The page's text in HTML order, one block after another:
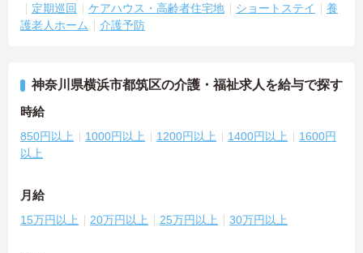
定期巡回
ケアハウス・高齢者住宅地 ショートステイ
養
護老人ホーム
介護予防
神奈川県横浜市都筑区の介護・福祉求人を給与で探す
時給
850円以上 1000円以上 1200円以上 1400円以上
1600円
以上
月給
15万円以上 20万円以上 25万円以上 30万円以上